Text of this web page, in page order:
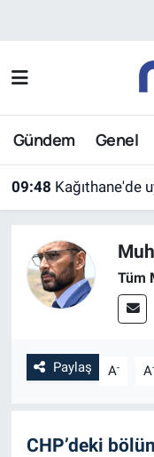
Gündem Genel
09:48 Kağıthane'de
Tüm
Paylaş A- A
CHP’deki
Nöbetçi
Hava Durumu
Süper Lig
Tüm Manşetler
Haber Arşivi